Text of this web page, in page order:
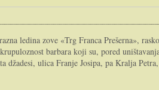
ledina zove «Trg Franca Prešerna»,
barbara koji su, pored
ulica Franje Josipa, pa Kralja